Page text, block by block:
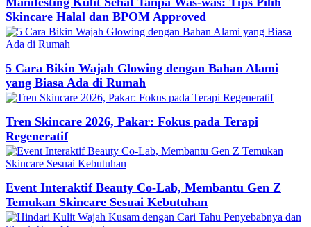
Skincare Halal dan BPOM Approved
5 Cara Bikin Wajah Glowing dengan Bahan Alami
yang Biasa Ada di Rumah
Tren Skincare 2026, Pakar: Fokus pada Terapi
Regeneratif
Event Interaktif Beauty Co-Lab, Membantu Gen Z
Temukan Skincare Sesuai Kebutuhan